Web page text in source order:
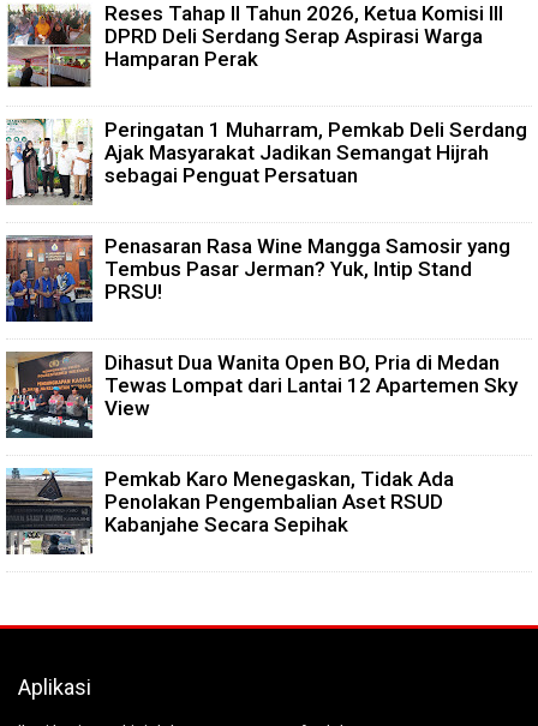
Reses Tahap II Tahun 2026, Ketua Komisi III
DPRD Deli Serdang Serap Aspirasi Warga
Hamparan Perak
Peringatan 1 Muharram, Pemkab Deli Serdang
Ajak Masyarakat Jadikan Semangat Hijrah
sebagai Penguat Persatuan
Penasaran Rasa Wine Mangga Samosir yang
Tembus Pasar Jerman? Yuk, Intip Stand
PRSU!
Dihasut Dua Wanita Open BO, Pria di Medan
Tewas Lompat dari Lantai 12 Apartemen Sky
View
Pemkab Karo Menegaskan, Tidak Ada
Penolakan Pengembalian Aset RSUD
Kabanjahe Secara Sepihak
Aplikasi